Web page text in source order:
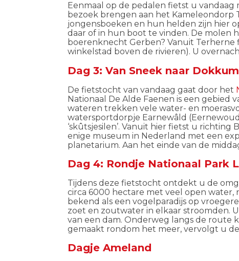
Eenmaal op de pedalen fietst u
bezoek brengen aan het Kameleondorp
jongensboeken en hun helden zijn hier
daar of in hun boot te vinden. De molen
boerenknecht Gerben? Vanuit Terherne
winkelstad boven de rivieren). U
Dag 3: Van Sneek naar
De fietstocht van vandaag gaat door het
Nationaal De Alde Faenen is een gebied
wateren trekken vele water- en
watersportdorpje Earnewâld
‘skûtsjesilen’. Vanuit hier fietst u richting
enige museum in Nederland met een
planetarium. Aan het einde van de
Dag 4: Rondje Nationaal Park
Tijdens deze fietstocht ontdekt u de
circa 6000 hectare met veel open water,
bekend als een vogelparadijs op
zoet en zoutwater in elkaar stroomden.
van een dam. Onderweg langs de
gemaakt rondom het meer, vervolgt u
Dagje Ameland